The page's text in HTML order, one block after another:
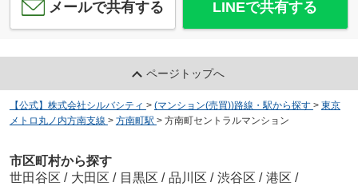
メールで共有する LINEで共有する
ページトップへ
【公式】株式会社シルバシティ > (マンション(売買))路線・駅から探す > 東京
メトロ丸ノ内方南支線 > 方南町駅 > 方南町セントラルマンション
市区町村から探す
世田谷区 / 大田区 / 目黒区 / 品川区 / 渋谷区 / 港区 /